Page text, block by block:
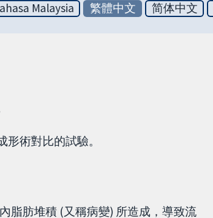
Malaysia 繁體中文 简体中文
術對比的試驗。
脂肪堆積 (又稱病變) 所造成，導致流